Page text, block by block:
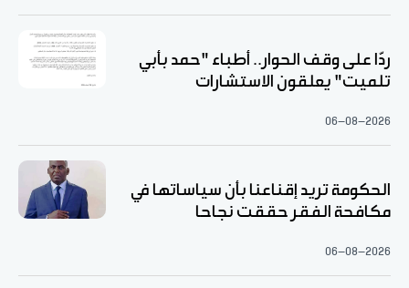
ردّا على وقف الحوار.. أطباء "حمد بأبي
تلميت" يعلقون الاستشارات
06-08-2026
الحكومة تريد إقناعنا بأن سياساتها في
مكافحة الفقر حققت نجاحا
06-08-2026